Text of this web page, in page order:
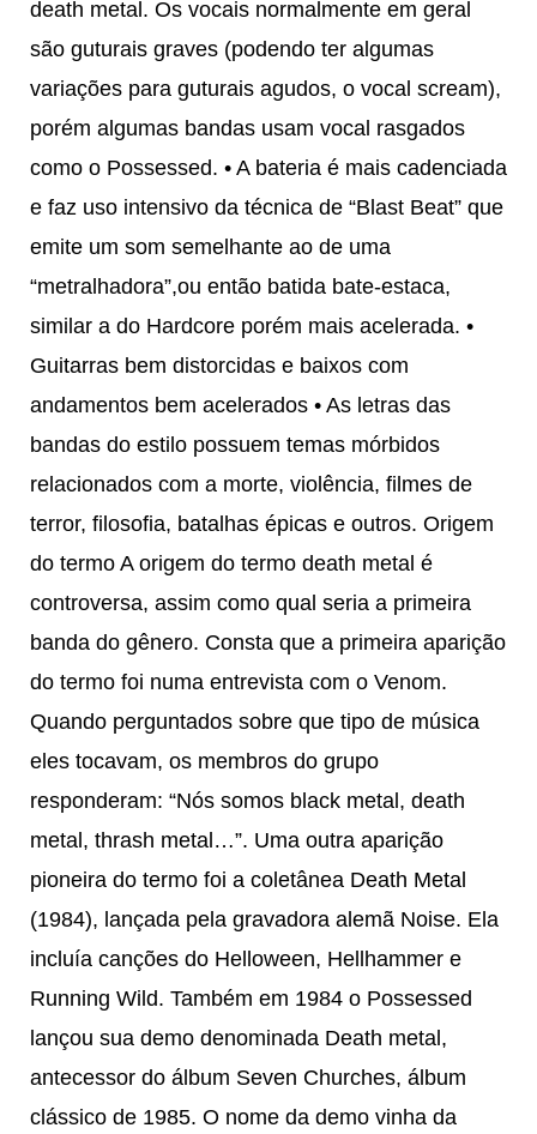
death metal. Os vocais normalmente em geral
são guturais graves (podendo ter algumas
variações para guturais agudos, o vocal scream),
porém algumas bandas usam vocal rasgados
como o Possessed. • A bateria é mais cadenciada
e faz uso intensivo da técnica de “Blast Beat” que
emite um som semelhante ao de uma
“metralhadora”,ou então batida bate-estaca,
similar a do Hardcore porém mais acelerada. •
Guitarras bem distorcidas e baixos com
andamentos bem acelerados • As letras das
bandas do estilo possuem temas mórbidos
relacionados com a morte, violência, filmes de
terror, filosofia, batalhas épicas e outros. Origem
do termo A origem do termo death metal é
controversa, assim como qual seria a primeira
banda do gênero. Consta que a primeira aparição
do termo foi numa entrevista com o Venom.
Quando perguntados sobre que tipo de música
eles tocavam, os membros do grupo
responderam: “Nós somos black metal, death
metal, thrash metal…”. Uma outra aparição
pioneira do termo foi a coletânea Death Metal
(1984), lançada pela gravadora alemã Noise. Ela
incluía canções do Helloween, Hellhammer e
Running Wild. Também em 1984 o Possessed
lançou sua demo denominada Death metal,
antecessor do álbum Seven Churches, álbum
clássico de 1985. O nome da demo vinha da